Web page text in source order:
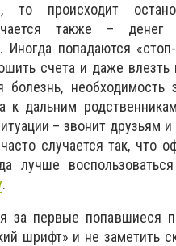
происходит
также – денег
попадаются
счета и даже влезть
необходимость
к дальним
– звонит друзьям
случается так, что
лучше
.
за первые попавшиеся
шрифт» и не заметить